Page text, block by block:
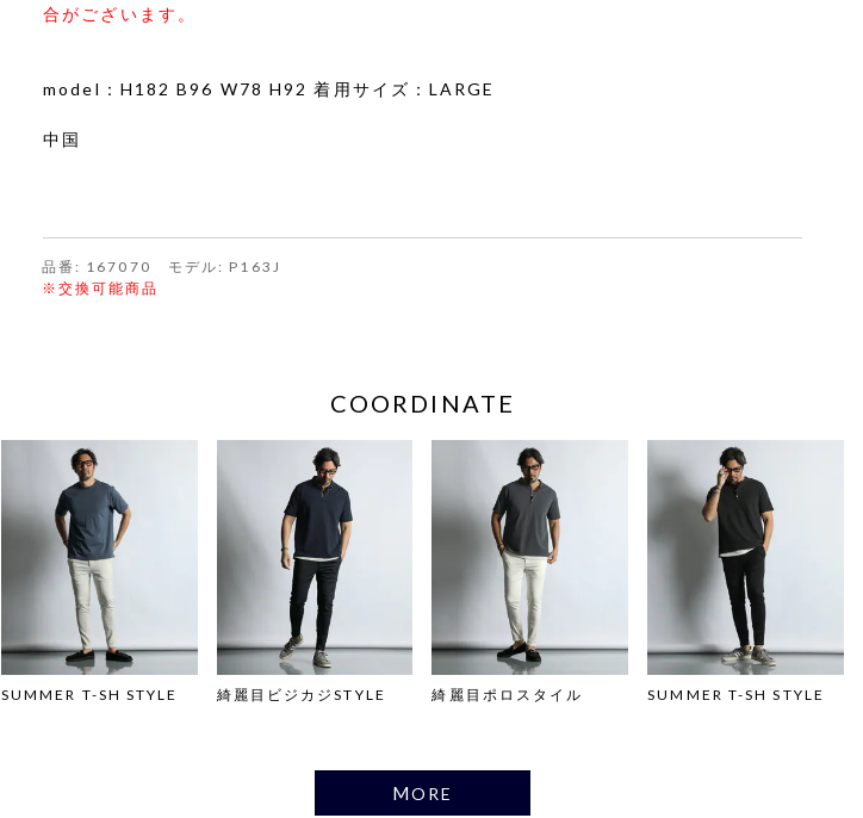
合がございます。
model：H182 B96 W78 H92 着用サイズ：LARGE
中国
品番: 167070 モデル: P163J
※交換可能商品
COORDINATE
SUMMER T-SH STYLE 綺麗目ビジカジSTYLE 綺麗目ポロスタイル SUMMER T-SH STYLE
MORE